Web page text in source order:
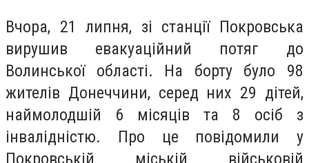
Вчора, 21 липня, зі станції Покровська
вирушив евакуаційний потяг до
Волинської області. На борту було 98
жителів Донеччини, серед них 29 дітей,
наймолодшій 6 місяців та 8 осіб з
інвалідністю. Про це повідомили у
Покровській міській військовій